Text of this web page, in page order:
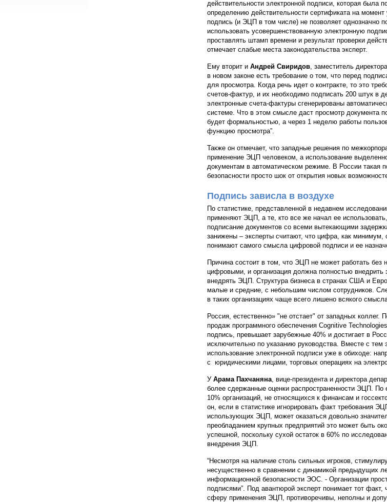
действительности электронной подписи, которая
определению действительности сертификата на
подпись (и ЭЦП в том числе) не позволяет однозначно
использовать усовершенствованную электронную
проставлять штамп времени и результат проверки
отмечает слабые места законодательства эксперт.
Ему вторит и Андрей Свиридов, заместитель
в новом законе есть требование о том, что перед
для просмотра. Когда речь идет о контракте, то это
счетов-фактур, и их необходимо подписать 200 штук в
электронные счета-фактуры сгенерированы
системе. Что в этом смысле даст просмотр документа
будет формальностью, а через 1 неделю работы
функцию просмотра”.
Также он отмечает, что западные решения по
применение ЭЦП человеком, а использование
документам в автоматическом режиме. В России такая
безопасности просто шок от открытия новых
Подпись зависла в воздухе
По статистике, представленной в недавнем
применяют ЭЦП, а те, кто все же начал ее
подписание документов со всеми вытекающими
занижены – эксперты считают, что цифра, как минимум,
понимают самого смысла цифровой подписи и ее
Причина состоит в том, что ЭЦП не может работать
цифровыми, и организация должна полностью внедрить
внедрять ЭЦП. Структура бизнеса в странах США и
малые и средние, с небольшим числом сотрудников.
в таких организациях чаще всего лишено всякого
Россия, естественно» "не отстает" от западных коллег.
продаж программного обеспечения Cognitive
подпись, превышает зарубежные 40% и достигает в
исключительно по указанию руководства. Вместе с тем
использование электронной подписи уже в обиходе:
с юридическими лицами, торговых операциях на
У Арама Пахчаняна, вице-президента и директора
более сдержанные оценки распространенности ЭЦП.
10% организаций, не относящихся к финансам и
он, если в статистике игнорировать факт требования
использующих ЭЦП, может оказаться довольно
преобладанием крупных предприятий это может быть
успешной, поскольку сухой остаток в 60% по
внедрения ЭЦП.
“Несмотря на наличие столь сильных игроков,
несущественно в сравнении с динамикой предыдущих
информационной безопасности ЭОС. - Организации
подписями”. Под авантюрой эксперт понимает тот
сферу применения ЭЦП, противоречивы, неполны и